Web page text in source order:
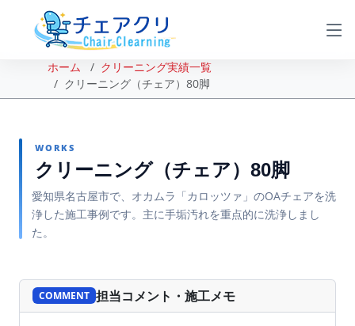
ホーム
クリーニング実績一覧
クリーニング（チェア）80脚
WORKS
クリーニング（チェア）80脚
愛知県名古屋市で、オカムラ「カロッツァ」のOAチェアを洗
浄した施工事例です。主に手垢汚れを重点的に洗浄しまし
た。
BEFORE
COMMENT 担当コメント・施工メモ